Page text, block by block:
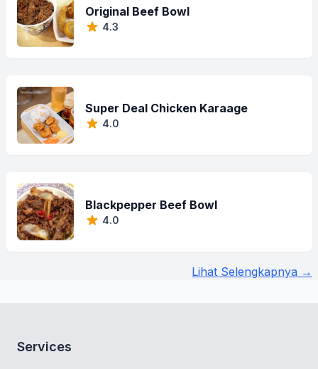
Original Beef Bowl
4.3
Super Deal Chicken Karaage
4.0
Blackpepper Beef Bowl
4.0
Lihat Selengkapnya →
Services